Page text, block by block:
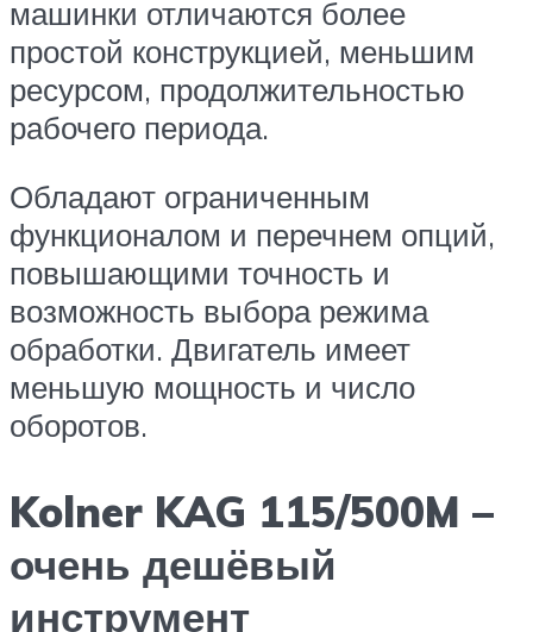
машинки отличаются более
простой конструкцией, меньшим
ресурсом, продолжительностью
рабочего периода.
Обладают ограниченным
функционалом и перечнем опций,
повышающими точность и
возможность выбора режима
обработки. Двигатель имеет
меньшую мощность и число
оборотов.
Kolner KAG 115/500M –
очень дешёвый
инструмент